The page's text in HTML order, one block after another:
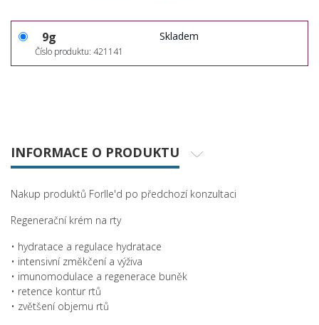
9g
Číslo produktu: 421141
Skladem
INFORMACE O PRODUKTU
Nakup produktů Forlle'd po předchozí konzultaci
Regenerační krém na rty
• hydratace a regulace hydratace
• intensivní změkčení a výživa
• imunomodulace a regenerace buněk
• retence kontur rtů
• zvětšení objemu rtů